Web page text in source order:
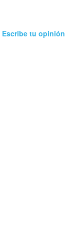
Escribe tu opinión